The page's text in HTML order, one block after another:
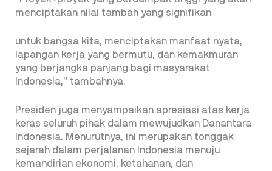
menciptakan nilai tambah yang signifikan
untuk bangsa kita, menciptakan manfaat nyata,
lapangan kerja yang bermutu, dan kemakmuran
yang berjangka panjang bagi masyarakat
Indonesia,” tambahnya.
Presiden juga menyampaikan apresiasi atas kerja
keras seluruh pihak dalam mewujudkan Danantara
Indonesia. Menurutnya, ini merupakan tonggak
sejarah dalam perjalanan Indonesia menuju
kemandirian ekonomi, ketahanan, dan